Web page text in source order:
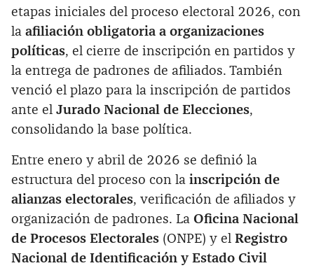
etapas iniciales del proceso electoral 2026, con
la afiliación obligatoria a organizaciones
políticas, el cierre de inscripción en partidos y
la entrega de padrones de afiliados. También
venció el plazo para la inscripción de partidos
ante el Jurado Nacional de Elecciones,
consolidando la base política.
Entre enero y abril de 2026 se definió la
estructura del proceso con la inscripción de
alianzas electorales, verificación de afiliados y
organización de padrones. La Oficina Nacional
de Procesos Electorales (ONPE) y el Registro
Nacional de Identificación y Estado Civil